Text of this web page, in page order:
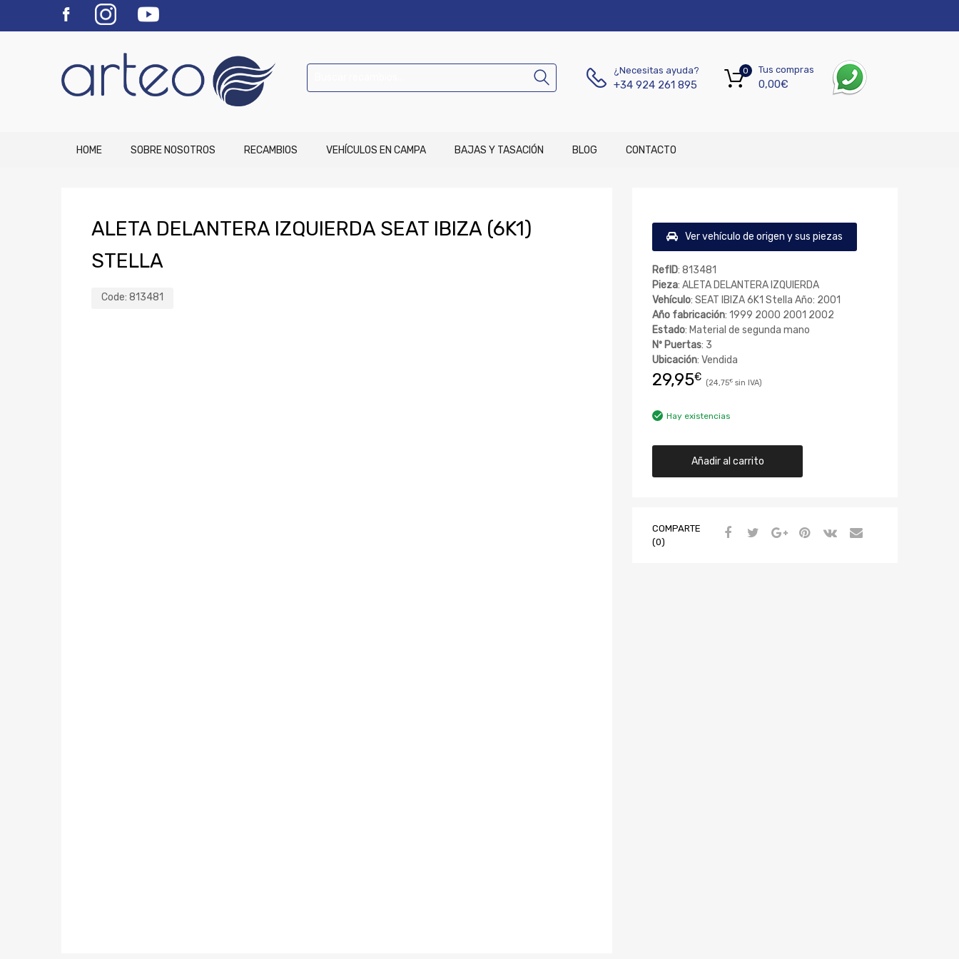
¿Necesitas ayuda?
+34 924 261 895
Tus compras
0,00€
0
HOME SOBRE NOSOTROS RECAMBIOS VEHÍCULOS EN CAMPA BAJAS Y TASACIÓN BLOG CONTACTO
ALETA DELANTERA IZQUIERDA SEAT IBIZA (6K1)
STELLA
Code: 813481
Ver vehículo de origen y sus piezas
RefID: 813481
Pieza: ALETA DELANTERA IZQUIERDA
Vehículo: SEAT IBIZA 6K1 Stella Año: 2001
Año fabricación: 1999 2000 2001 2002
Estado: Material de segunda mano
Nº Puertas: 3
Ubicación: Vendida
29,95€ 24,75€
Hay existencias
Añadir al carrito
COMPARTE
(0)